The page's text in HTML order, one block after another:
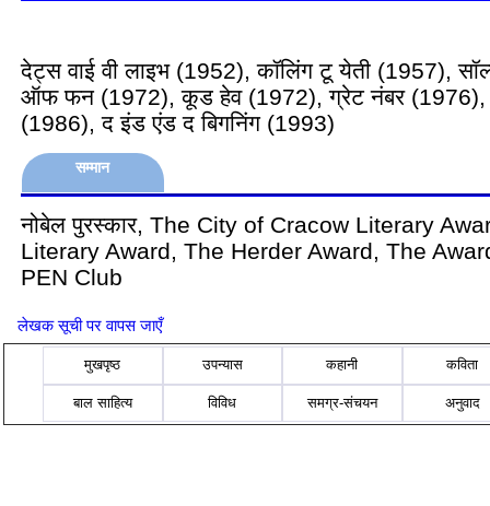
देट्स वाई वी लाइभ (1952), कॉलिंग टू येती (1957),
ऑफ फन (1972), कूड हेव (1972), ग्रेट नंबर (1976),
(1986), द इंड एंड द बिगनिंग (1993)
सम्मान
नोबेल पुरस्कार, The City of Cracow Literary
Literary Award, The Herder Award, The
PEN Club
लेखक सूची पर वापस जाएँ
मुखपृष्ठ उपन्यास कहानी कविता
बाल साहित्य विविध समग्र-संचयन अनुवाद